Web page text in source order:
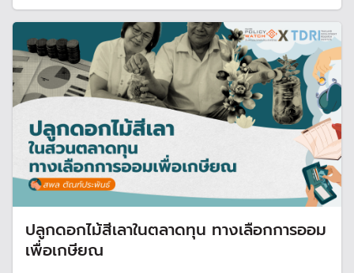
ความท้าทายที่หลากหลายด้านในระยะยาว
ปลูกดอกไม้สีเลาในตลาดทุน ทางเลือกการออม
เพื่อเกษียณ